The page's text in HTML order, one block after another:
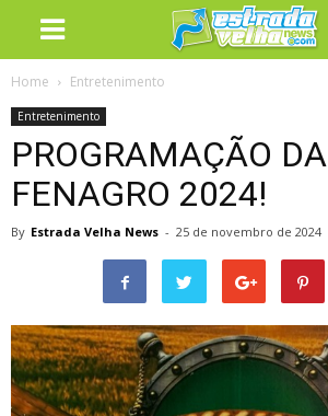
Home Entretenimento
Entretenimento
PROGRAMAÇÃO DA
FENAGRO 2024!
By Estrada Velha News - 25 de novembro de 2024